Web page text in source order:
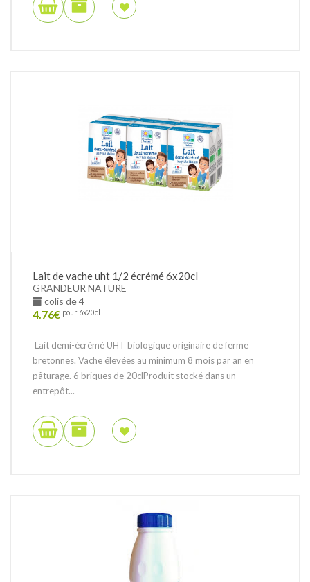
Lait de vache uht 1/2 écrémé 6x20cl
GRANDEUR NATURE
colis de 4
4.76€ pour 6x20cl
Lait demi-écrémé UHT biologique originaire de ferme
bretonnes. Vache élevées au minimum 8 mois par an en
pâturage. 6 briques de 20clProduit stocké dans un
entrepôt...